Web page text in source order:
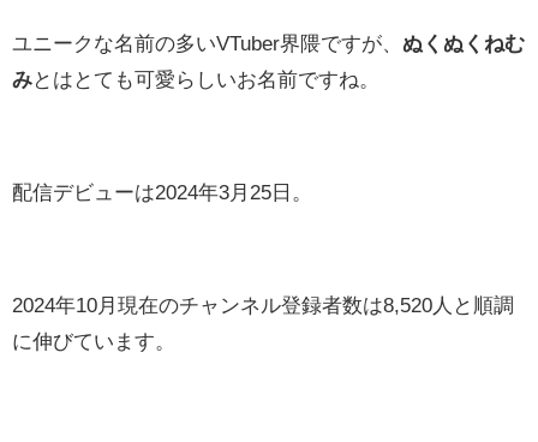
ユニークな名前の多いVTuber界隈ですが、 ぬくぬくねむ
みとはとても可愛らしいお名前ですね。
配信デビューは2024年3月25日。
2024年10月現在のチャンネル登録者数は8,520人と順調
に伸びています。